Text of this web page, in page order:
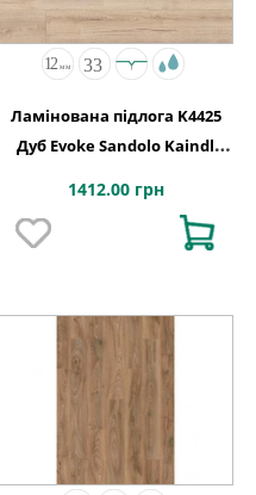
Ламінована підлога K4425
Дуб Evoke Sandolo Kaindl
1412.00 грн